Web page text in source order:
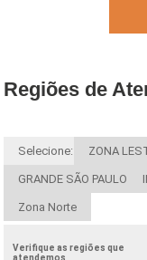
Regiões de
Selecione: ZONA
GRANDE SÃO PAULO
Zona Norte
Verifique as regiões que
atendemos